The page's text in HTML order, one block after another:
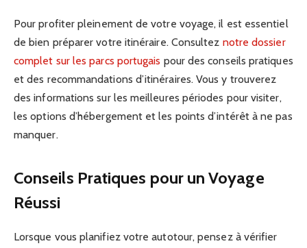
Pour profiter pleinement de votre voyage, il est essentiel
de bien préparer votre itinéraire. Consultez notre dossier
complet sur les parcs portugais pour des conseils pratiques
et des recommandations d’itinéraires. Vous y trouverez
des informations sur les meilleures périodes pour visiter,
les options d’hébergement et les points d’intérêt à ne pas
manquer.
Conseils Pratiques pour un Voyage
Réussi
Lorsque vous planifiez votre autotour, pensez à vérifier